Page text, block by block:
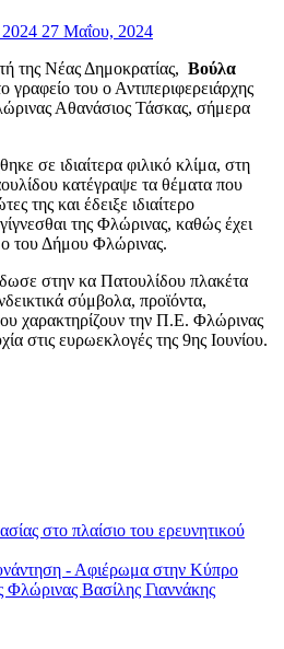
27 Μαΐου, 2024
της Νέας Δημοκρατίας, Βούλα
γραφείο του ο Αντιπεριφερειάρχης
Αθανάσιος Τάσκας, σήμερα
σε ιδιαίτερα φιλικό κλίμα, στη
κατέγραψε τα θέματα που
της και έδειξε ιδιαίτερο
της Φλώρινας, καθώς έχει
του Δήμου Φλώρινας.
στην κα Πατουλίδου πλακέτα
σύμβολα, προϊόντα,
χαρακτηρίζουν την Π.Ε. Φλώρινας
στις ευρωεκλογές της 9ης Ιουνίου.
στο πλαίσιο του ερευνητικού
- Αφιέρωμα στην Κύπρο
Βασίλης Γιαννάκης